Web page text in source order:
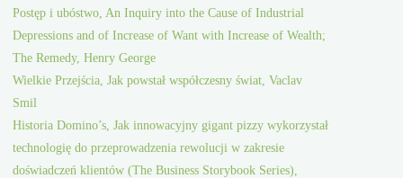
Postęp i ubóstwo, An Inquiry into the Cause of Industrial
Depressions and of Increase of Want with Increase of Wealth;
The Remedy, Henry George
Wielkie Przejścia, Jak powstał współczesny świat, Vaclav
Smil
Historia Domino’s, Jak innowacyjny gigant pizzy wykorzystał
technologię do przeprowadzenia rewolucji w zakresie
doświadczeń klientów (The Business Storybook Series),